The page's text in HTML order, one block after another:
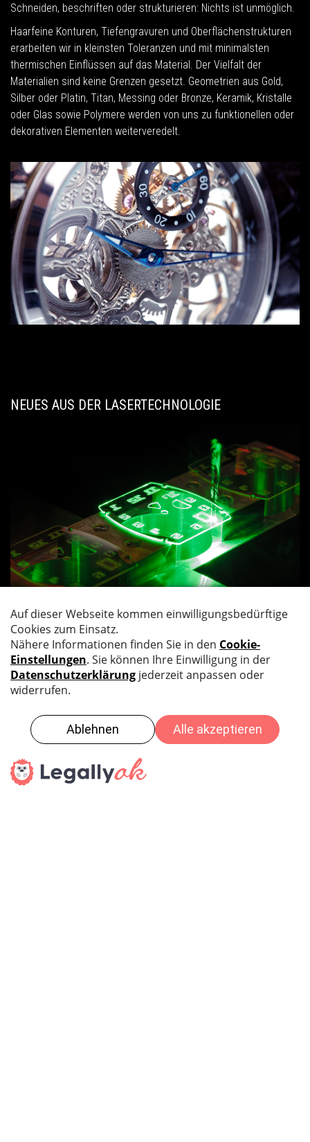
Schneiden, beschriften oder strukturieren: Nichts ist unmöglich.
Haarfeine Konturen, Tiefengravuren und Oberflächenstrukturen
erarbeiten wir in kleinsten Toleranzen und mit minimalsten
thermischen Einflüssen auf das Material. Der Vielfalt der
Materialien sind keine Grenzen gesetzt. Geometrien aus Gold,
Silber oder Platin, Titan, Messing oder Bronze, Keramik, Kristalle
oder Glas sowie Polymere werden von uns zu funktionellen oder
dekorativen Elementen weiterveredelt.
NEUES AUS DER LASERTECHNOLOGIE
Für alle Härtefälle
Für alle Härtefälle
PHILIPPE ZÜRCHER